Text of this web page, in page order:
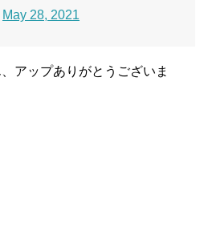
May 28, 2021
アップありがとうございま